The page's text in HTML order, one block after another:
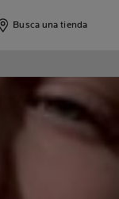
Busca una tienda